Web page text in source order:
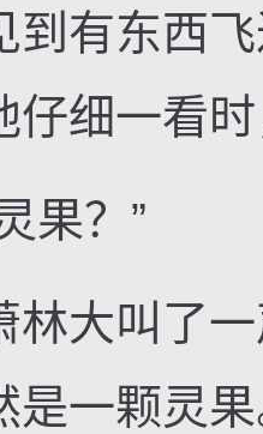
东西飞
仔细一看
？”
叫了一
是一颗灵果